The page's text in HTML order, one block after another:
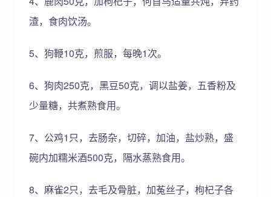
渣，食肉饮汤。
5、狗鞭10克，煎服，每晚1次。
6、狗肉250克，黑豆50克，调以盐姜，五香粉及
少量糖，共煮熟食用。
7、公鸡1只，去肠杂，切碎，加油，盐炒熟，盛
碗内加糯米酒500克，隔水蒸熟食用。
8、麻雀2只，去毛及骨脏，加菟丝子，枸杞子各